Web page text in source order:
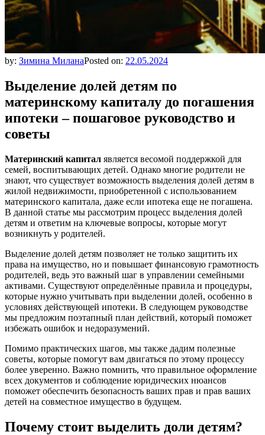
by: Зимина МиланаPosted on: 22.05.2024
Выделение долей детям по
материнскому капиталу до погашения
ипотеки – пошаговое руководство и
советы
Материнский капитал является весомой поддержкой для
семей, воспитывающих детей. Однако многие родители не
знают, что существует возможность выделения долей детям в
жилой недвижимости, приобретенной с использованием
материнского капитала, даже если ипотека еще не погашена.
В данной статье мы рассмотрим процесс выделения долей
детям и ответим на ключевые вопросы, которые могут
возникнуть у родителей.
Выделение долей детям позволяет не только защитить их
права на имущество, но и повышает финансовую грамотность
родителей, ведь это важный шаг в управлении семейными
активами. Существуют определённые правила и процедуры,
которые нужно учитывать при выделении долей, особенно в
условиях действующей ипотеки. В следующем руководстве
мы предложим поэтапный план действий, который поможет
избежать ошибок и недоразумений.
Помимо практических шагов, мы также дадим полезные
советы, которые помогут вам двигаться по этому процессу
более уверенно. Важно помнить, что правильное оформление
всех документов и соблюдение юридических нюансов
поможет обеспечить безопасность ваших прав и прав ваших
детей на совместное имущество в будущем.
Почему стоит выделить доли детям?